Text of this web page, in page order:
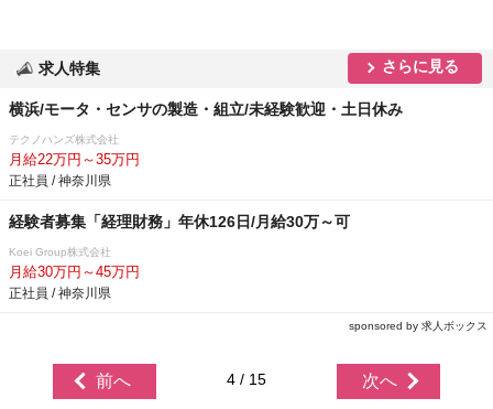
求人特集 さらに見る
横浜/モータ・センサの製造・組立/未経験歓迎・土日休み
テクノハンズ株式会社
月給22万円～35万円
正社員 / 神奈川県
経験者募集「経理財務」年休126日/月給30万～可
Koei Group株式会社
月給30万円～45万円
正社員 / 神奈川県
sponsored by 求人ボックス
前へ 4 / 15 次へ